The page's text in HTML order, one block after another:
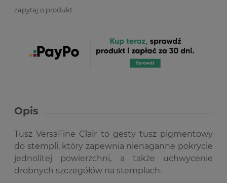
zapytaj o produkt
Opis
Tusz VersaFine Clair to gesty tusz pigmentowy
do stempli, który zapewnia nienaganne pokrycie
jednolitej powierzchni, a także uchwycenie
drobnych szczegółów na stemplach.